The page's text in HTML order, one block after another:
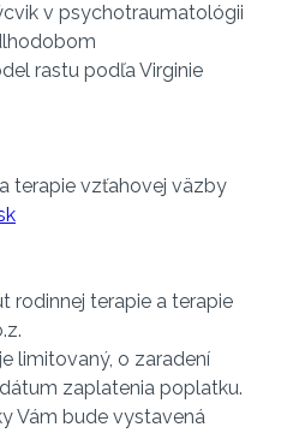
v psychotraumatológii
rastu podľa Virginie
terapie vzťahovej väzby
rodinnej terapie a terapie
limitovaný, o zaradení
zaplatenia poplatku.
Vám bude vystavená